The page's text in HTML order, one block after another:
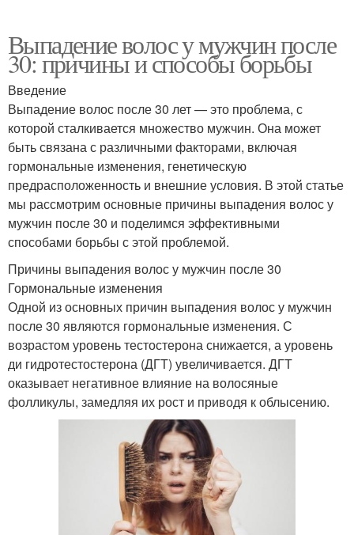
Выпадение волос у мужчин после
30: причины и способы борьбы
Введение
Выпадение волос после 30 лет — это проблема, с
которой сталкивается множество мужчин. Она может
быть связана с различными факторами, включая
гормональные изменения, генетическую
предрасположенность и внешние условия. В этой статье
мы рассмотрим основные причины выпадения волос у
мужчин после 30 и поделимся эффективными
способами борьбы с этой проблемой.
Причины выпадения волос у мужчин после 30
Гормональные изменения
Одной из основных причин выпадения волос у мужчин
после 30 являются гормональные изменения. С
возрастом уровень тестостерона снижается, а уровень
ди гидротестостерона (ДГТ) увеличивается. ДГТ
оказывает негативное влияние на волосяные
фолликулы, замедляя их рост и приводя к облысению.